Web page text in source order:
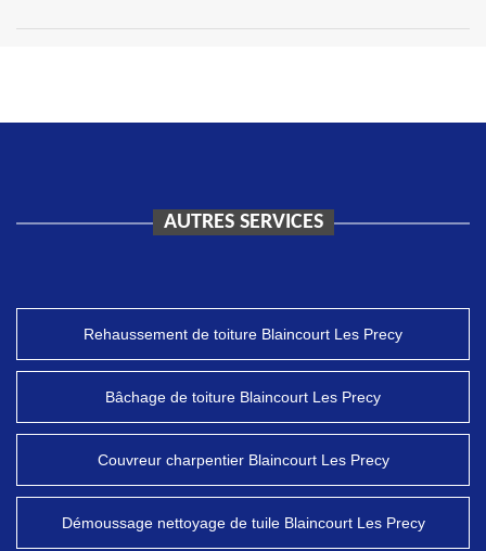
AUTRES SERVICES
Rehaussement de toiture Blaincourt Les Precy
Bâchage de toiture Blaincourt Les Precy
Couvreur charpentier Blaincourt Les Precy
Démoussage nettoyage de tuile Blaincourt Les Precy